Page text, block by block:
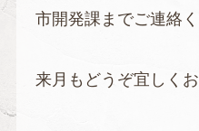
市開発課までご連絡く
来月もどうぞ宜しく